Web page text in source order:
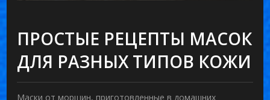
ПРОСТЫЕ РЕЦЕПТЫ МАСОК
ДЛЯ РАЗНЫХ ТИПОВ КОЖИ
Маски от морщин, приготовленные в домашних